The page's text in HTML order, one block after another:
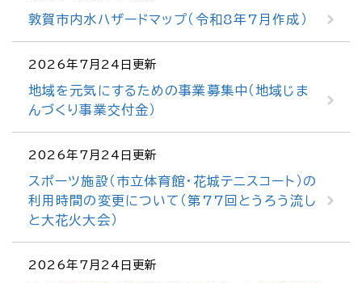
敦賀市内水ハザードマップ（令和8年7月作成）
2026年7月24日更新
地域を元気にするための事業募集中（地域じま
んづくり事業交付金）
2026年7月24日更新
スポーツ施設（市立体育館・花城テニスコート）の
利用時間の変更について（第77回とうろう流し
と大花火大会）
2026年7月24日更新